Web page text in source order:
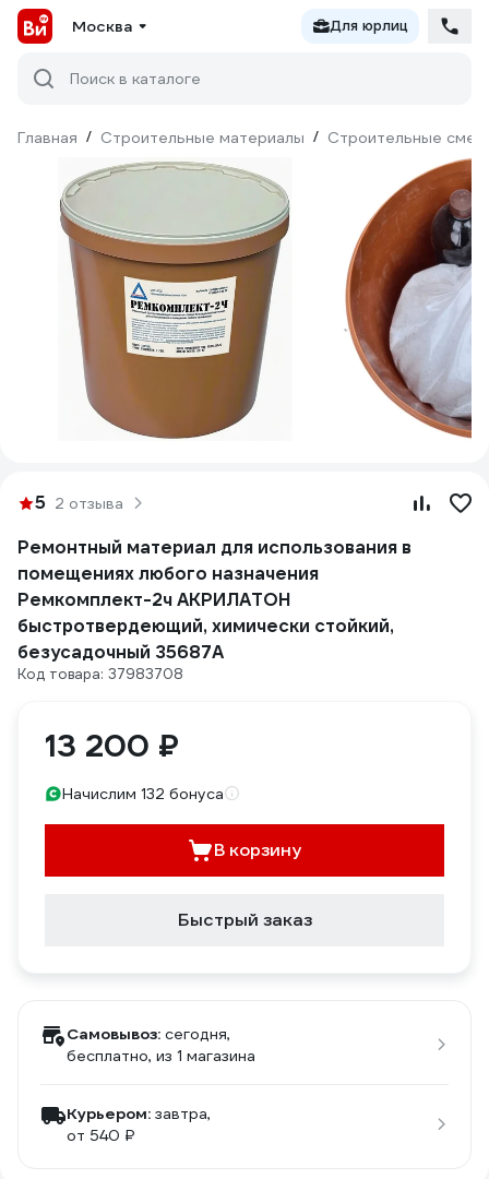
Москва Для юрлиц
Поиск в каталоге
Главная / Строительные материалы / Строительные
5 2 отзыва
Ремонтный материал для использования в
помещениях любого назначения
Ремкомплект-2ч АКРИЛАТОН
быстротвердеющий, химически стойкий,
безусадочный 35687А
Код товара: 37983708
13 200 ₽
Начислим 132 бонуса
В корзину
Быстрый заказ
Самовывоз: сегодня,
бесплатно, из 1 магазина
Курьером: завтра,
от 540 ₽